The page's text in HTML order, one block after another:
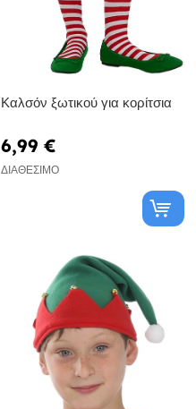
Καλσόν ξωτικού για κορίτσια
6,99 €
ΔΙΑΘΈΣΙΜΟ